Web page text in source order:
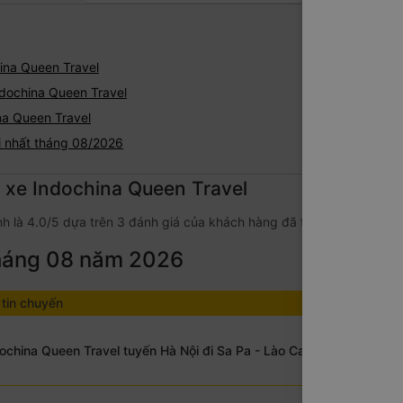
Queen Travel
Queen Travel
Queen Travel
nhất tháng 08/2026
Indochina Queen Travel
là 4.0/5 dựa trên 3 đánh giá của khách hàng đã trải nghiệm dịch
08 năm 2026
chuyến
Queen Travel tuyến Hà Nội đi Sa Pa - Lào Cai